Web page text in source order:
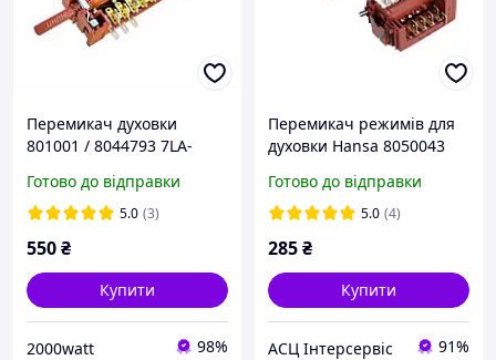
Перемикач духовки
801001 / 8044793 7LA-
Готово до відправки
5.0 (3)
550₴
Купити
2000watt 98%
Перемикач режимів для
духовки Hansa 8050043
Готово до відправки
5.0 (4)
285₴
Купити
АСЦ Інтерсервіс 91%